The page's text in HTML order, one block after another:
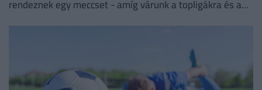
rendeznek egy meccset - amíg várunk a topligákra és a